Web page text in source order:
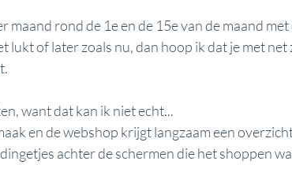
maand rond de 1e en de 15e van de maand
lukt of later zoals nu, dan hoop ik dat je met net
want dat kan ik niet echt...
en de webshop krijgt langzaam een
achter de schermen die het shoppen